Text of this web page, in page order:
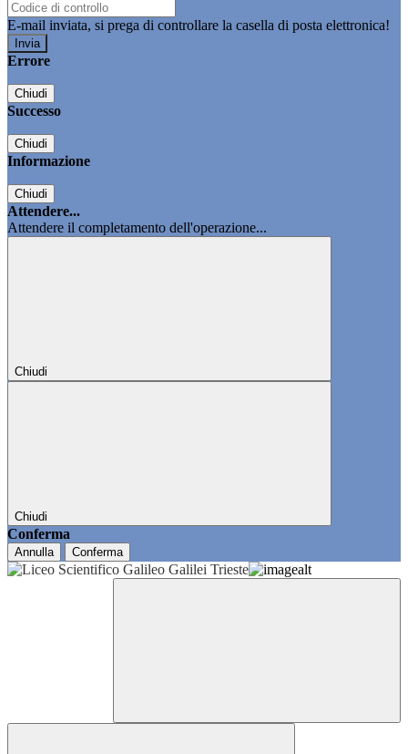
E-mail inviata, si prega di controllare la casella di posta elettronica!
Errore
Chiudi
Successo
Chiudi
Informazione
Chiudi
Attendere...
Attendere il completamento dell'operazione...
Chiudi
Chiudi
Conferma
Annulla Conferma